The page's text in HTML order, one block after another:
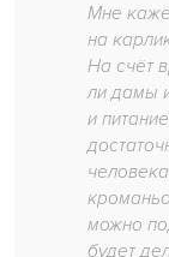
Мне
на
На счёт
ли дамы
и
можно
будет